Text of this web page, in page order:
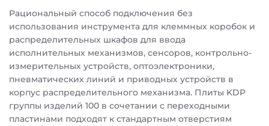
Рациональный способ подключения без
использования инструмента для клеммных коробок и
распределительных шкафов для ввода
исполнительных механизмов, сенсоров, контрольно-
измерительных устройств, оптоэлектроники,
пневматических линий и приводных устройств в
корпус распределительного механизма. Плиты KDP
группы изделий 100 в сочетании с переходными
пластинами подходят к стандартным отверстиям